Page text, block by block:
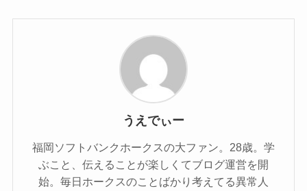
うえでぃー
福岡ソフトバンクホークスの大ファン。28歳。学
ぶこと、伝えることが楽しくてブログ運営を開
始。毎日ホークスのことばかり考えてる異常人